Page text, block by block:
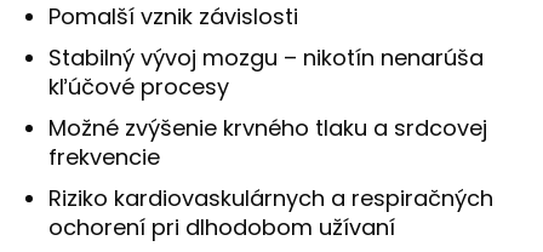
Pomalší vznik závislosti
Stabilný vývoj mozgu – nikotín nenarúša
kľúčové procesy
Možné zvýšenie krvného tlaku a srdcovej
frekvencie
Riziko kardiovaskulárnych a respiračných
ochorení pri dlhodobom užívaní